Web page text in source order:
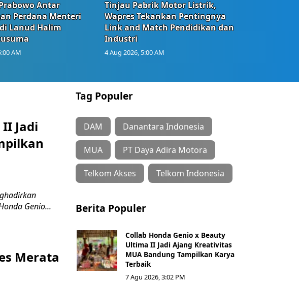
Antar
Perdana Menteri
Lanud Halim
AM
Tinjau Pabrik Motor Listrik,
Wapres Tekankan Pentingnya
Link and Match Pendidikan dan
Industri
4 Aug 2026, 5:00 AM
Jadi
Genio...
Merata
Tag Populer
DAM Danantara Indonesia
MUA PT Daya Adira Motora
Telkom Akses Telkom Indonesia
Berita Populer
Collab Honda Genio x Beauty
Ultima II Jadi Ajang Kreativitas
MUA Bandung Tampilkan Karya
Terbaik
7 Agu 2026, 3:02 PM